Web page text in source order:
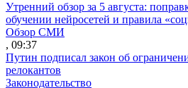
Утренний обзор за 5 августа:
обучении нейросетей и правила
Обзор СМИ
, 09:37
Путин подписал закон об
релокантов
Законодательство